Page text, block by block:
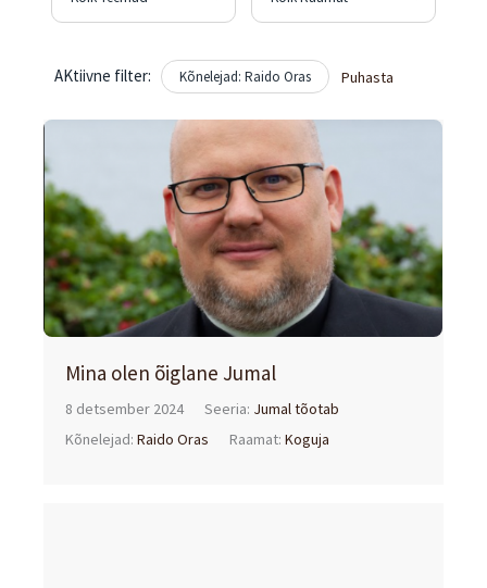
AKtiivne filter: Kõnelejad: Raido Oras Puhasta
Mina olen õiglane Jumal
8 detsember 2024 Seeria: Jumal tõotab
Kõnelejad:Raido Oras Raamat:Koguja